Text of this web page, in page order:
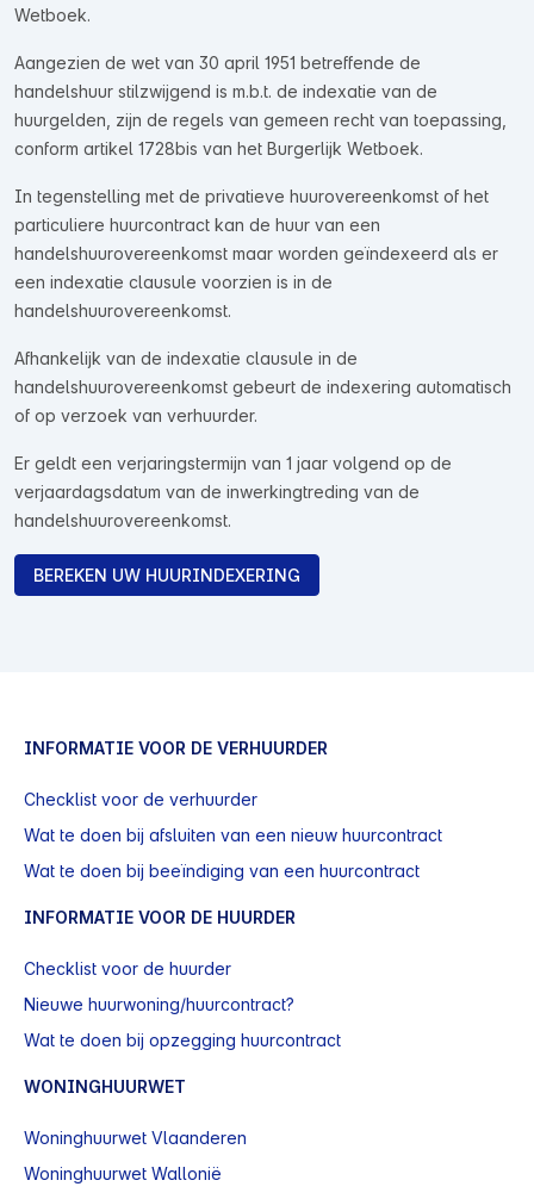
Wetboek.
Aangezien de wet van 30 april 1951 betreffende de
handelshuur stilzwijgend is m.b.t. de indexatie van de
huurgelden, zijn de regels van gemeen recht van toepassing,
conform artikel 1728bis van het Burgerlijk Wetboek.
In tegenstelling met de privatieve huurovereenkomst of het
particuliere huurcontract kan de huur van een
handelshuurovereenkomst maar worden geïndexeerd als er
een indexatie clausule voorzien is in de
handelshuurovereenkomst.
Afhankelijk van de indexatie clausule in de
handelshuurovereenkomst gebeurt de indexering automatisch
of op verzoek van verhuurder.
Er geldt een verjaringstermijn van 1 jaar volgend op de
verjaardagsdatum van de inwerkingtreding van de
handelshuurovereenkomst.
BEREKEN UW HUURINDEXERING
INFORMATIE VOOR DE VERHUURDER
Checklist voor de verhuurder
Wat te doen bij afsluiten van een nieuw huurcontract
Wat te doen bij beeïndiging van een huurcontract
INFORMATIE VOOR DE HUURDER
Checklist voor de huurder
Nieuwe huurwoning/huurcontract?
Wat te doen bij opzegging huurcontract
WONINGHUURWET
Woninghuurwet Vlaanderen
Woninghuurwet Wallonië